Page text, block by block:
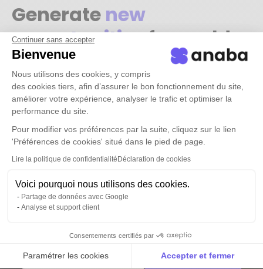
Continuer sans accepter
Bienvenue
Nous utilisons des cookies, y compris
des cookies tiers, afin d’assurer le bon fonctionnement du site,
améliorer votre expérience, analyser le trafic et optimiser la
performance du site.
Pour modifier vos préférences par la suite, cliquez sur le lien
'Préférences de cookies' situé dans le pied de page.
Lire la politique de confidentialitéDéclaration de cookies
Voici pourquoi nous utilisons des cookies.
Partage de données avec Google
Analyse et support client
Consentements certifiés par
Paramétrer les cookies Accepter et fermer
Generate new
opportunitiesfrom old
contacts
Stay in touch with former professional connections
even when they change companies, and grow your
business.
Discover this usecase ->
A good relationship needs